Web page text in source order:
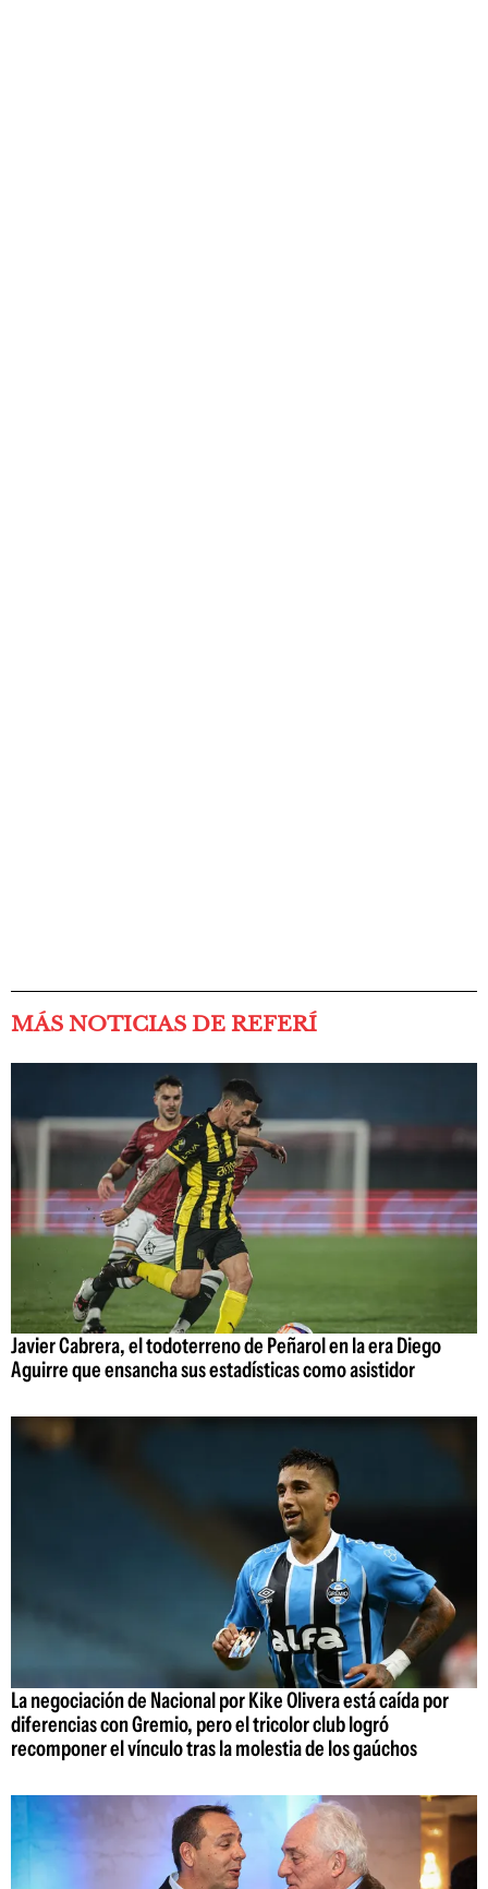
MÁS NOTICIAS DE REFERÍ
Javier Cabrera, el todoterreno de Peñarol en la era Diego
Aguirre que ensancha sus estadísticas como asistidor
La negociación de Nacional por Kike Olivera está caída por
diferencias con Gremio, pero el tricolor club logró
recomponer el vínculo tras la molestia de los gaúchos